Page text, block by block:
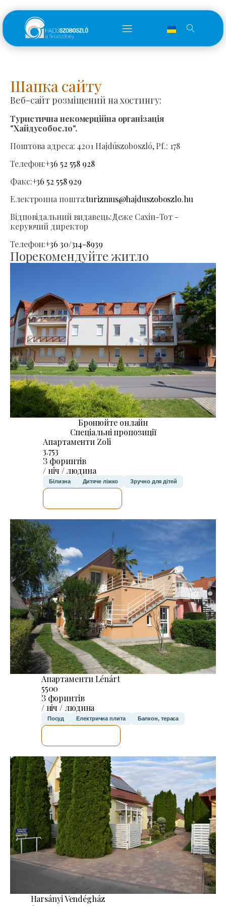
Шапка сайту
Веб-сайт розміщений на хостингу:
Туристична некомерційна організація
"Хайдусобосло".
Поштова адреса: 4201 Hajdúszoboszló, Pf.: 178
Телефон:+36 52 558 928
Факс:+36 52 558 929
Електронна пошта:turizmus@hajduszoboszlo.hu
Відповідальний видавець:Деже Сахін-Тот -
керуючий директор
Телефон:+36 30/314-8939
Порекомендуйте житло
Бронюйте онлайн
Спеціальні пропозиції
Апартаменти Zoli
3.753
З форинтів
/ ніч / людина
Білизна Дитяче ліжко Зручно для дітей
Апартаменти Lénárt
5500
З форинтів
/ ніч / людина
Посуд Електрична плита Балкон, тераса
Harsányi Vendégház